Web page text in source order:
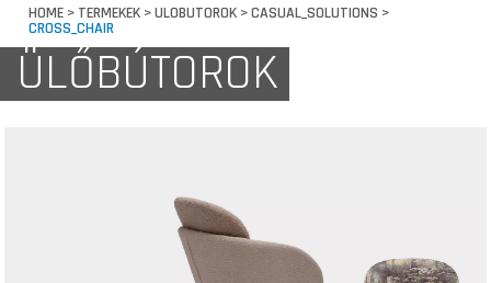
HOME > TERMEKEK >ULOBUTOROK >CASUAL_SOLUTIONS >
CROSS_CHAIR
ÜLŐBÚTOROK